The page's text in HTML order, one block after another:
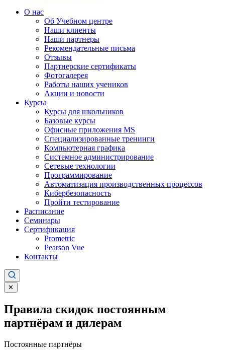
О нас
Об Учебном центре
Наши клиенты
Наши партнеры
Рекомендательные письма
Отзывы
Партнерские сертификаты
Фотогалерея
Работы наших учеников
Акции и новости
Курсы
Курсы для школьников
Базовые курсы
Офисные приложения MS
Специализированные тренинги
Компьютерная графика
Системное администрирование
Сетевые технологии
Программирование
Автоматизация производственных процессов
Кибербезопасность
Пройти тестирование
Расписание
Семинары
Сертификация
Prometric
Pearson Vue
Контакты
✕
Правила скидок постоянным
партнёрам и дилерам
Постоянные партнёры